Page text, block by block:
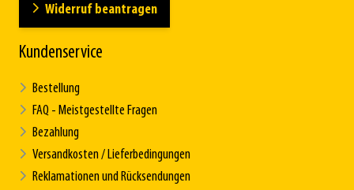
Widerruf beantragen
Kundenservice
Bestellung
FAQ - Meistgestellte Fragen
Bezahlung
Versandkosten / Lieferbedingungen
Reklamationen und Rücksendungen